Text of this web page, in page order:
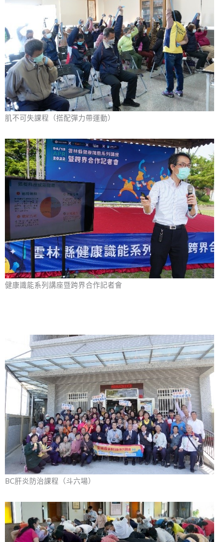
肌不可失課程（搭配彈力帶運動）
健康識能系列講座暨跨界合作記者會
BC肝炎防治課程（斗六場）